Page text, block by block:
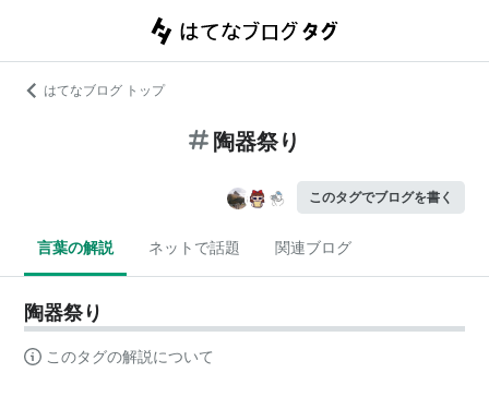
はてなブログ トップ
陶器祭り
このタグでブログを書く
言葉の解説 ネットで話題 関連ブログ
陶器祭り
このタグの解説について